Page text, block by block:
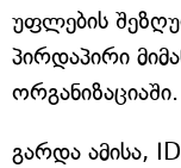
უფლების
პირდაპირი
ორგანიზაციაში.
გარდა ამისა,